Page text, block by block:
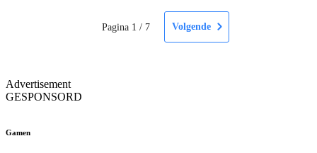
Pagina 1 / 7 Volgende
Advertisement
GESPONSORD
Gamen